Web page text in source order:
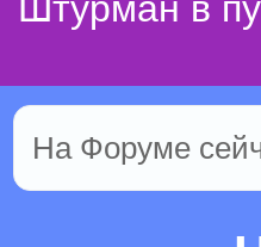
На Форуме